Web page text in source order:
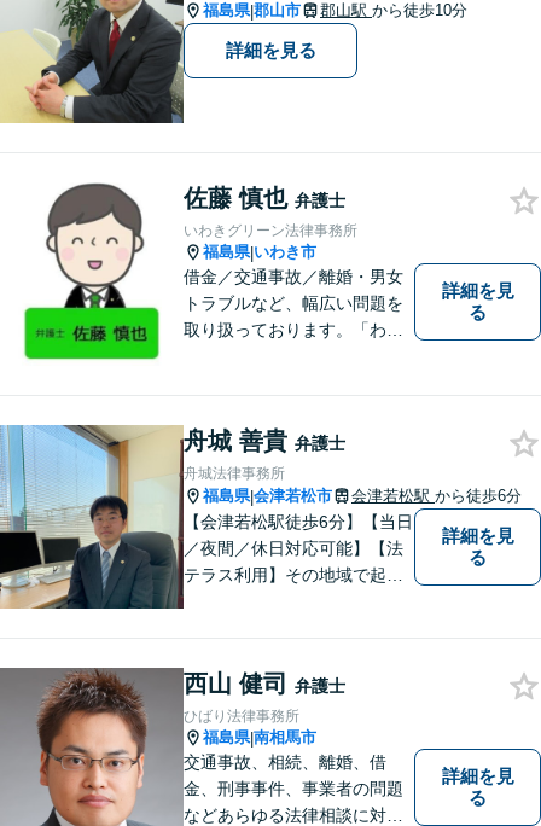
福島県|郡山市 郡山駅 から徒歩10分
詳細を見る
佐藤 慎也 弁護士
いわきグリーン法律事務所
福島県|いわき市
借金／交通事故／離婚・男女
トラブルなど、幅広い問題を
取り扱っております。「わか
ります。【無料駐車場あり】
詳細を見
る
舟城 善貴 弁護士
舟城法律事務所
福島県|会津若松市 会津若松駅 から徒歩6分
【会津若松駅徒歩6分】【当日
／夜間／休日対応可能】【法
テラス利用】その地域で起こ
原動力です。トラブルがより
複雑化してしまう前に、ぜひ
お気軽にご連絡ください。
詳細を見
る
西山 健司 弁護士
ひばり法律事務所
福島県|南相馬市
交通事故、相続、離婚、借
金、刑事事件、事業者の問題
などあらゆる法律相談に対応
詳細を見
る